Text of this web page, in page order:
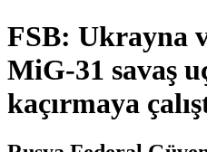
FSB: Ukrayna
MiG-31 savaş
kaçırmaya